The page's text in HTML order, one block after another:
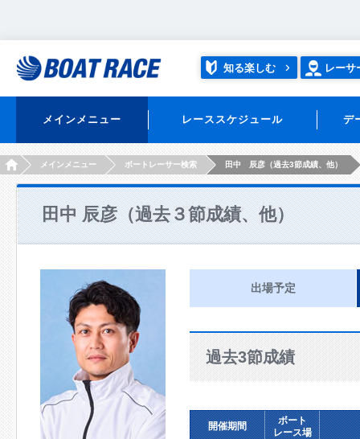
知る楽しむ レーサ
メインメニュー レーススケジュール デ
HOMEメインメニュー ボートレーサー検索 田中 辰彦（過去3節成績、他）
田中 辰彦（過去３節成績、他）
出場予定
過去3節成績
開催期間
ボート
レース場